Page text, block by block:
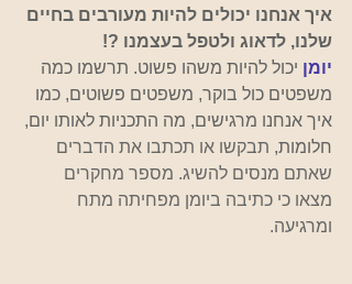
איך אנחנו יכולים להיות מעורבים בחיים
שלנו, לדאוג ולטפל בעצמנו ?!
יומן יכול להיות משהו פשוט. תרשמו כמה
משפטים כול בוקר, משפטים פשוטים, כמו
איך אנחנו מרגישים, מה התכניות לאותו יום,
חלומות, תבקשו או תכתבו את הדברים
שאתם מנסים להשיג. מספר מחקרים
מצאו כי כתיבה ביומן מפחיתה מתח
ומרגיעה.